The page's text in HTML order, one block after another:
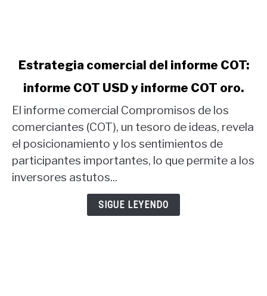
link
Estrategia
comercial
del
informe
COT:
informe
COT
Estrategia comercial del informe COT:
informe COT USD y informe COT oro.
El informe comercial Compromisos de los
comerciantes (COT), un tesoro de ideas, revela
el posicionamiento y los sentimientos de
participantes importantes, lo que permite a los
inversores astutos...
SIGUE LEYENDO